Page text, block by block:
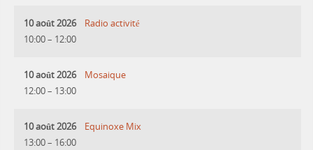
10 août 2026
10:00– 12:00
Radio activité
10 août 2026
12:00– 13:00
Mosaique
10 août 2026
13:00– 16:00
Equinoxe Mix